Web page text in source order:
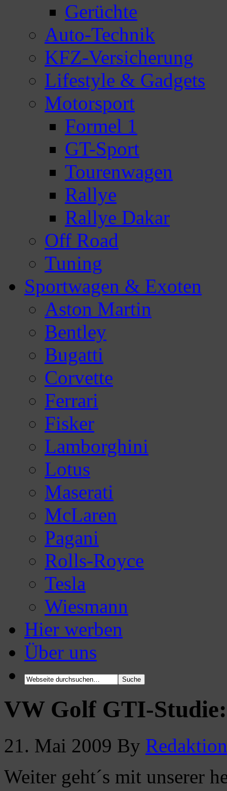
Gerüchte
Auto-Technik
KFZ-Versicherung
Lifestyle & Gadgets
Motorsport
Formel 1
GT-Sport
Tourenwagen
Rallye
Rallye Dakar
Off Road
Tuning
Sportwagen & Exoten
Aston Martin
Bentley
Bugatti
Corvette
Ferrari
Fisker
Lamborghini
Lotus
Maserati
McLaren
Pagani
Rolls-Royce
Tesla
Wiesmann
Hier werben
Über uns
VW Golf GTI-
21. Mai 2009 By Redaktion
Weiter geht´s mit unserer